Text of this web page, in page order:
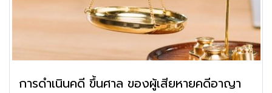
การดำเนินคดี ขึ้นศาล ของผู้เสียหายคดีอาญา